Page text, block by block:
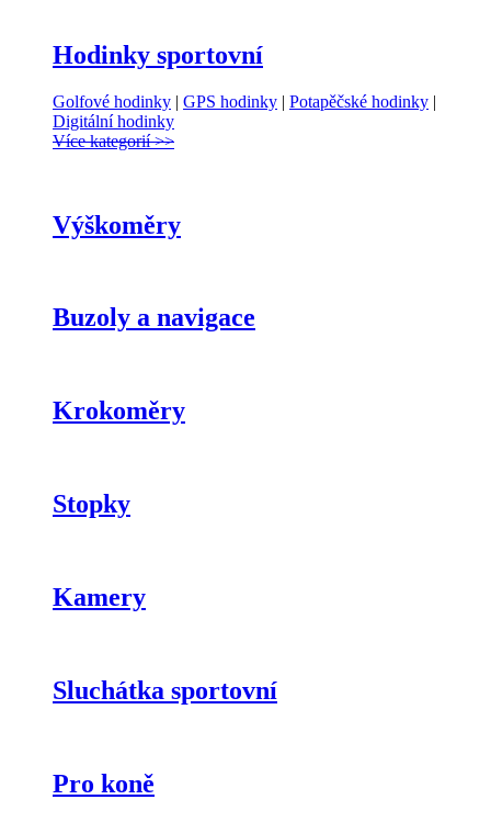
Hodinky sportovní
Golfové hodinky | GPS hodinky | Potapěčské hodinky |
Digitální hodinky
Více kategorií >>
Výškoměry
Buzoly a navigace
Krokoměry
Stopky
Kamery
Sluchátka sportovní
Pro koně